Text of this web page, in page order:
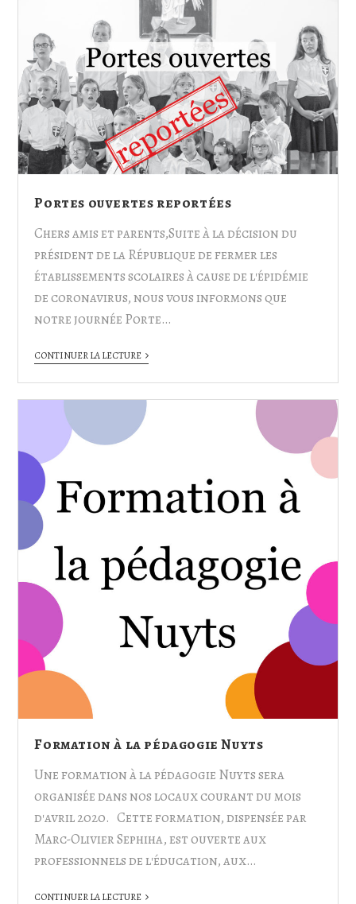
Portes ouvertes reportées
Chers amis et parents,Suite à la décision du
président de la République de fermer les
établissements scolaires à cause de l'épidémie
de coronavirus, nous vous informons que
notre journée Porte…
CONTINUER LA LECTURE
Formation à la pédagogie Nuyts
Une formation à la pédagogie Nuyts sera
organisée dans nos locaux courant du mois
d'avril 2020. Cette formation, dispensée par
Marc-Olivier Sephiha, est ouverte aux
professionnels de l'éducation, aux…
CONTINUER LA LECTURE